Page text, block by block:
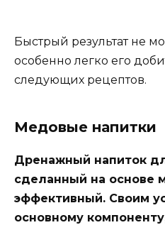
Быстрый результат не
особенно легко его
следующих рецептов.
Медовые напитки
Дренажный напиток
сделанный на основе
эффективный. Своим
основному